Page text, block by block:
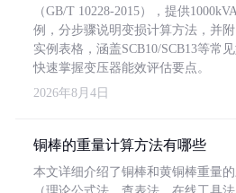
（GB/T 10228-2015），提供
例，分步骤说明变损计算方法，并
实例表格，涵盖SCB10/SCB13等常
快速掌握变压器能效评估要点。
2026年8月4日
铜棒的重量计算方法有哪些
本文详细介绍了铜棒和黄铜棒重量